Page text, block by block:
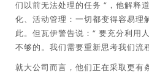
们以前无法处理的任务 “，他解释
化、活动管理：一切都变得容易理
此。但瓦伊警告说：“ 要充分利用
不够的。我们需要重新思考我们流
就大公司而言，他们正在采取更有